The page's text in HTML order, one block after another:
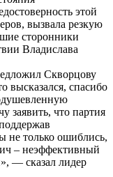
этой
вызвала резкую
сторонники
Владислава
Скворцову
высказался, спасибо
заявить, что партия
не только ошиблись,
– неэффективный
— сказал лидер